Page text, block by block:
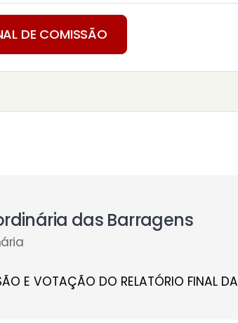
DE COMISSÃO
das Barragens
E VOTAÇÃO DO RELATÓRIO FINAL DA